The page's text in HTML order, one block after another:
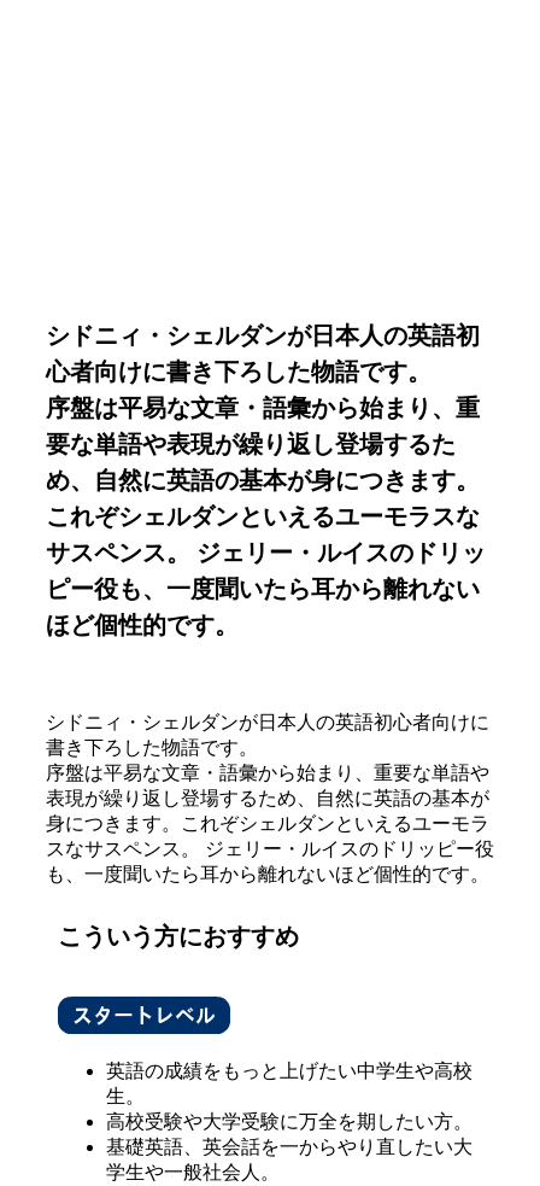
シドニィ・シェルダンが日本人の英語初
心者向けに書き下ろした物語です。
序盤は平易な文章・語彙から始まり、重
要な単語や表現が繰り返し登場するた
め、自然に英語の基本が身につきます。
これぞシェルダンといえるユーモラスな
サスペンス。 ジェリー・ルイスのドリッ
ピー役も、一度聞いたら耳から離れない
ほど個性的です。
シドニィ・シェルダンが日本人の英語初心者向けに
書き下ろした物語です。
序盤は平易な文章・語彙から始まり、重要な単語や
表現が繰り返し登場するため、自然に英語の基本が
身につきます。これぞシェルダンといえるユーモラ
スなサスペンス。 ジェリー・ルイスのドリッピー役
も、一度聞いたら耳から離れないほど個性的です。
こういう方におすすめ
英語の成績をもっと上げたい中学生や高校
生。
高校受験や大学受験に万全を期したい方。
基礎英語、英会話を一からやり直したい大
学生や一般社会人。